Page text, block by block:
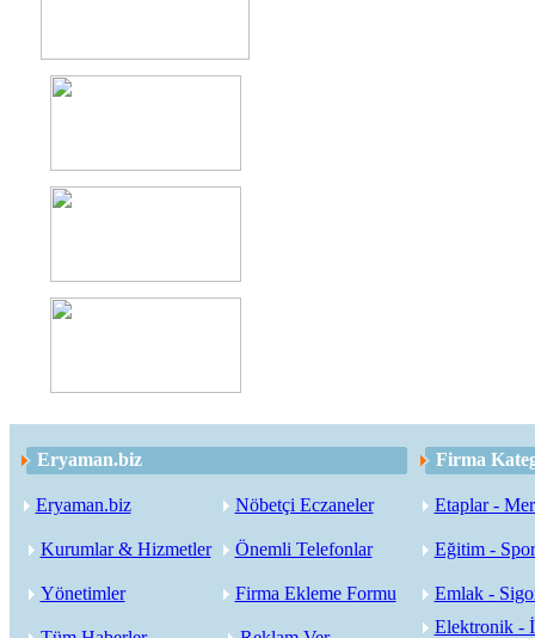
Eryaman.biz Firma
Eryaman.biz Nöbetçi Eczaneler Etaplar -
Kurumlar & Hizmetler Önemli Telefonlar Eğitim -
Yönetimler Firma Ekleme Formu Emlak -
Elektronik -